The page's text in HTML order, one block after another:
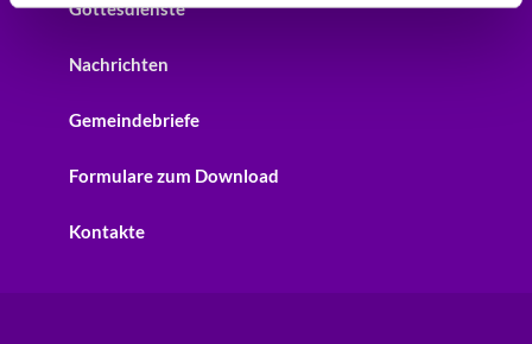
Gottesdienste
Nachrichten
Gemeindebriefe
Formulare zum Download
Kontakte